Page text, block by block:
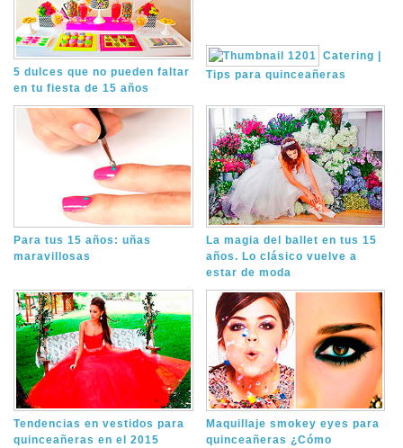
5 dulces que no pueden faltar
en tu fiesta de 15 años
Catering |
Tips para quinceañeras
Para tus 15 años: uñas
maravillosas
La magia del ballet en tus 15
años. Lo clásico vuelve a
estar de moda
Tendencias en vestidos para
quinceañeras en el 2015
Maquillaje smokey eyes para
quinceañeras ¿Cómo